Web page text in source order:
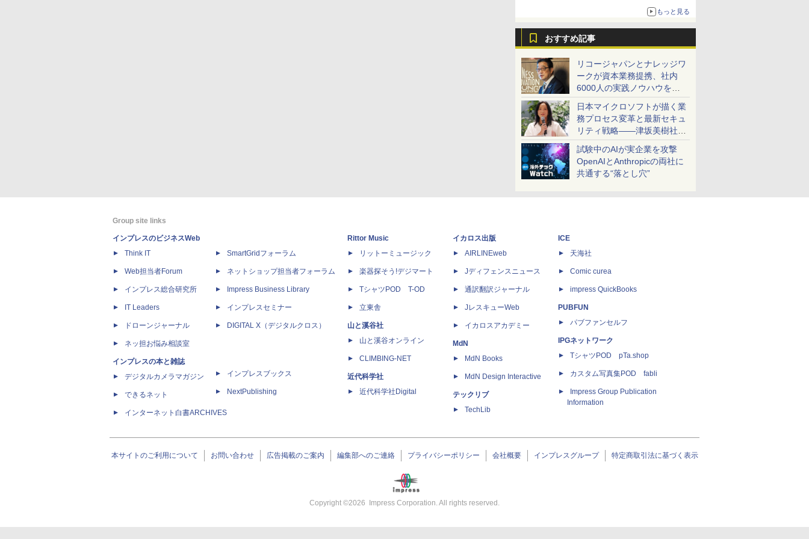
もっと見る
おすすめ記事
リコージャパンとナレッジワ
ークが資本業務提携、社内
6000人の実践ノウハウを生
かした「AI商談記録 for
RICOH」を展開へ
日本マイクロソフトが描く業
務プロセス変革と最新セキュ
リティ戦略――津坂美樹社長
が2027年度戦略を説明
試験中のAIが実企業を攻撃
OpenAIとAnthropicの両社に
共通する“落とし穴”
Group site links
インプレスのビジネスWeb
Think IT
Web担当者Forum
インプレス総合研究所
IT Leaders
ドローンジャーナル
ネッ担お悩み相談室
インプレスの本と雑誌
デジタルカメラマガジン
できるネット
インターネット白書ARCHIVES
SmartGridフォーラム
ネットショップ担当者フォーラム
Impress Business Library
インプレスセミナー
DIGITAL X（デジタルクロス）
インプレスブックス
NextPublishing
Rittor Music
リットーミュージック
楽器探そう!デジマート
TシャツPOD T-OD
立東舎
山と溪谷社
山と溪谷オンライン
CLIMBING-NET
近代科学社
近代科学社Digital
イカロス出版
AIRLINEweb
Jディフェンスニュース
通訳翻訳ジャーナル
JレスキューWeb
イカロスアカデミー
MdN
MdN Books
MdN Design Interactive
テックリブ
TechLib
ICE
天海社
Comic curea
impress QuickBooks
PUBFUN
パブファンセルフ
IPGネットワーク
TシャツPOD pTa.shop
カスタム写真集POD fabli
Impress Group Publication
Information
本サイトのご利用について お問い合わせ 広告掲載のご案内 編集部へのご連絡 プライバシーポリシー 会社概要 インプレスグループ 特定商取引法に基づく表示
Copyright ©2026 Impress Corporation. All rights reserved.